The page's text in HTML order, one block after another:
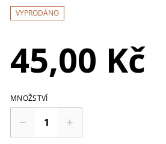
VYPRODÁNO
45,00 Kč
MNOŽSTVÍ